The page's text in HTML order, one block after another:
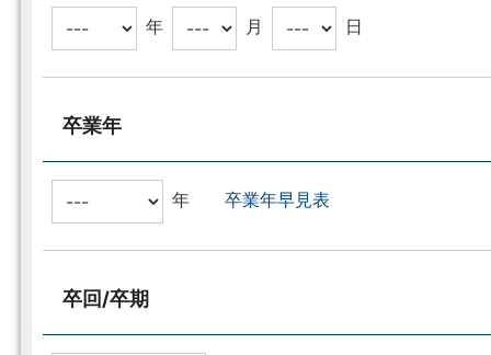
年 月 日
卒業年
年卒業年早見表
卒回/卒期